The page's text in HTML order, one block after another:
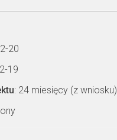
20
19
: 24 miesięcy (z wniosku)